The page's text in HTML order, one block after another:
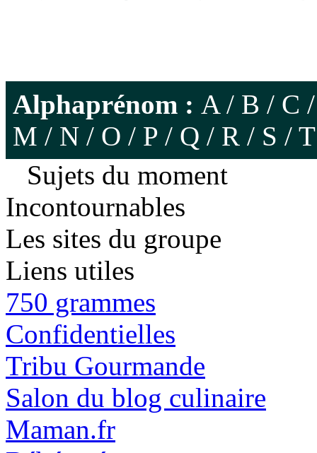
Alphaprénom : A/ B / C
M / N / O / P / Q / R / S / T
Sujets du moment
Incontournables
Les sites du groupe
Liens utiles
750 grammes
Confidentielles
Tribu Gourmande
Salon du blog culinaire
Maman.fr